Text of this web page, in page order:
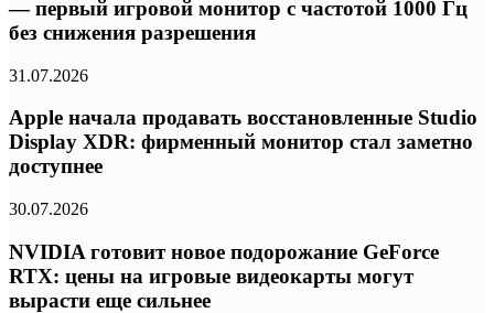
— первый игровой монитор с частотой 1000 Гц
без снижения разрешения
31.07.2026
Apple начала продавать восстановленные Studio
Display XDR: фирменный монитор стал заметно
доступнее
30.07.2026
NVIDIA готовит новое подорожание GeForce
RTX: цены на игровые видеокарты могут
вырасти еще сильнее